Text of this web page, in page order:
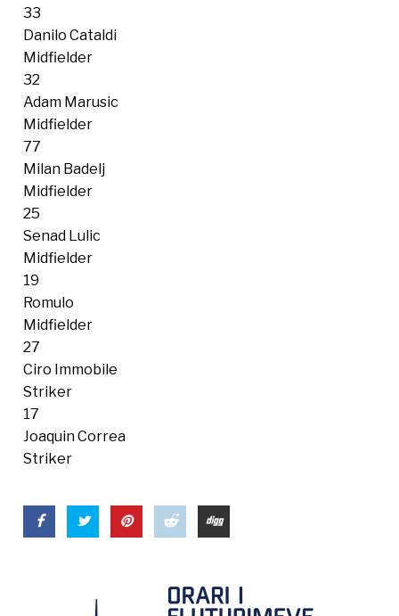
33
Danilo Cataldi
Midfielder
32
Adam Marusic
Midfielder
77
Milan Badelj
Midfielder
25
Senad Lulic
Midfielder
19
Romulo
Midfielder
27
Ciro Immobile
Striker
17
Joaquin Correa
Striker